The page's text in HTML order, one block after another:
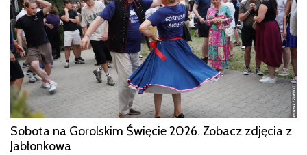
Sobota na Gorolskim Święcie 2026. Zobacz zdjęcia z
Jabłonkowa